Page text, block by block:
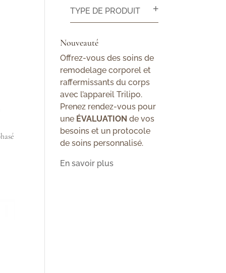
TYPE DE PRODUIT
Nouveauté
Offrez-vous des soins de
remodelage corporel et
raffermissants du corps
avec l’appareil Trilipo.
Prenez rendez-vous pour
une ÉVALUATIONde vos
besoins et un protocole
de soins personnalisé.
En savoir plus